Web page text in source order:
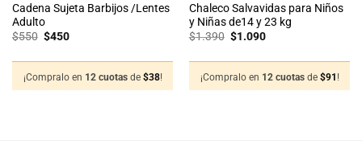
Cadena Sujeta Barbijos /Lentes
Adulto
$550 El
$550.
$450El
$450.
¡Compralo en 12 cuotas de $38!
Chaleco Salvavidas para Niños
y Niñas de14 y 23 kg
$1.390 El
$1.390.
$1.090El
$1.090.
¡Compralo en 12 cuotas de $91 !